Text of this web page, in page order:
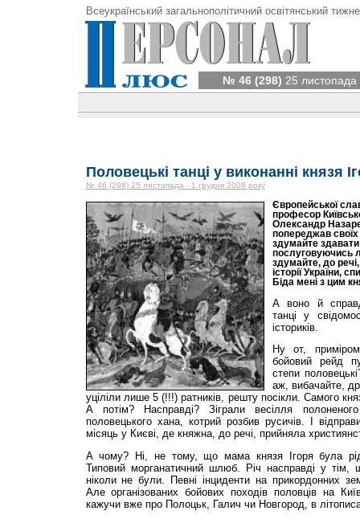
Всеукраїнський загальнополітичний освітянський
№ 46 (298) 25
Половецькі танці у виконанні князя
№ 46 (298) 25 листопада - 1 грудня 2008 року
Європейської
професор
Олександр
попереджав своїх
здумайте здавати
послуговуючись
здумайте, до
історії України,
Біда мені з цим
А воно й
танці у
істориків.
Ну от,
бойовий рейд
степи
аж, вибачайте,
уціліли лише 5 (!!!) ратників, решту посікли. Самого
А потім? Насправді? Зіграли весілля
половецького хана, котрий розбив русичів. І
місяць у Києві, де княжна, до речі, прийняла
А чому? Ні, не тому, що мама князя Ігоря була
Типовий морганатичний шлюб. Річ насправді у тім,
ніколи не були. Певні інциденти на прикордонних
Але організованих бойових походів половців на
кажучи вже про Полоцьк, Галич чи Новгород, в